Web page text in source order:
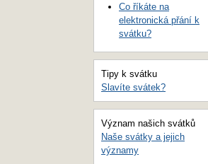
Co říkáte na
elektronická přání k
svátku?
Tipy k svátku
Slavíte svátek?
Význam našich svátků
Naše svátky a jejich
významy